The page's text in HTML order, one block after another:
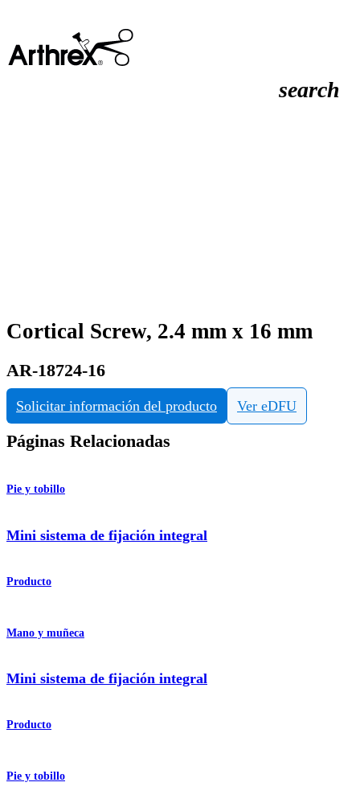
search
Cortical Screw, 2.4 mm x 16 mm
AR-18724-16
Solicitar información del producto Ver eDFU
Páginas Relacionadas
Pie y tobillo
Mini sistema de fijación integral
Producto
Mano y muñeca
Mini sistema de fijación integral
Producto
Pie y tobillo